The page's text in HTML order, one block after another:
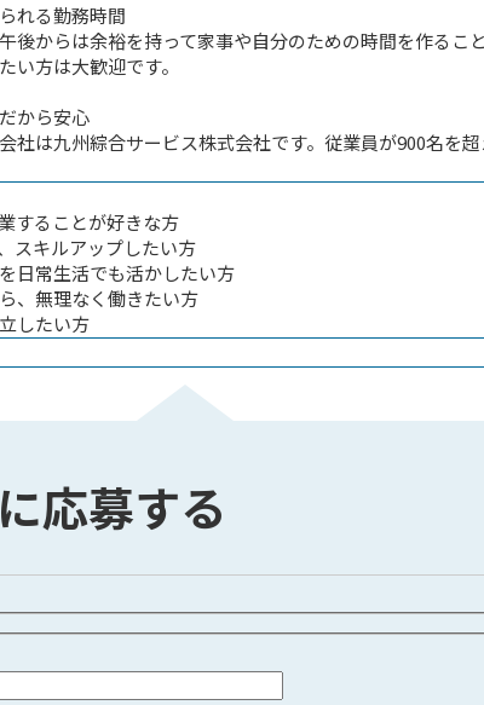
れる勤務時間
後からは余裕を持って家事や自分のための時間を作るこ
い方は大歓迎です。
から安心
社は九州綜合サービス株式会社です。従業員が900名を
することが好きな方
スキルアップしたい方
日常生活でも活かしたい方
、無理なく働きたい方
したい方
応募する